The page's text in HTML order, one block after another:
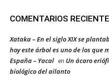
COMENTARIOS
Xataka – En el siglo XIX se
hoy este árbol es uno de los que
España – Yacal
en Un ácaro
biológico del ailanto